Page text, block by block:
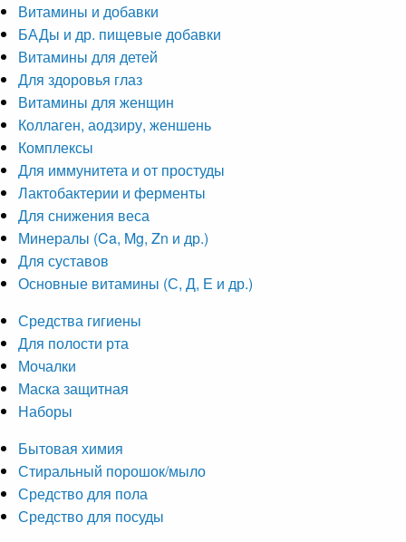
Витамины и добавки
БАДы и др. пищевые добавки
Витамины для детей
Для здоровья глаз
Витамины для женщин
Коллаген, аодзиру, женшень
Комплексы
Для иммунитета и от простуды
Лактобактерии и ферменты
Для снижения веса
Минералы (Ca, Mg, Zn и др.)
Для суставов
Основные витамины (С, Д, Е и др.)
Средства гигиены
Для полости рта
Мочалки
Маска защитная
Наборы
Бытовая химия
Стиральный порошок/мыло
Средство для пола
Средство для посуды